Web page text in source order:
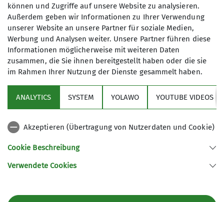
im Kaisergebirge
30.04.2026
Seniorengruppe
Einn wundervoller Weg mit ganz vielen
Treppenstufen über die Tischofer Höhle zur
Antoniuskapelle.
Teilnehmer: 10
Start: Kaiserliftparkplatz
können und Zugriffe auf unsere Website zu analysieren.
Außerdem geben wir Informationen zu Ihrer Verwendung
unserer Website an unsere Partner für soziale Medien,
Werbung und Analysen weiter. Unsere Partner führen diese
Informationen möglicherweise mit weiteren Daten
zusammen, die Sie ihnen bereitgestellt haben oder die sie
im Rahmen Ihrer Nutzung der Dienste gesammelt haben.
ANALYTICS SYSTEM YOLAWO YOUTUBE VIDEOS
Akzeptieren (Übertragung von Nutzerdaten und Cookie)
Cookie Beschreibung
Verwendete Cookies